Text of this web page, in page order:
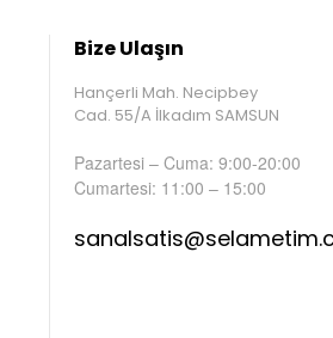
Bize Ulaşın
Hançerli Mah. Necipbey
Cad. 55/A İlkadım SAMSUN
Pazartesi – Cuma: 9:00-20:00
Cumartesi: 11:00 – 15:00